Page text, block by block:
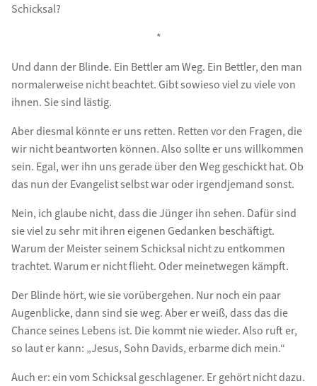
Schicksal?
*
Und dann der Blinde. Ein Bettler am Weg. Ein Bettler, den man
normalerweise nicht beachtet. Gibt sowieso viel zu viele von
ihnen. Sie sind lästig.
Aber diesmal könnte er uns retten. Retten vor den Fragen, die
wir nicht beantworten können. Also sollte er uns willkommen
sein. Egal, wer ihn uns gerade über den Weg geschickt hat. Ob
das nun der Evangelist selbst war oder irgendjemand sonst.
Nein, ich glaube nicht, dass die Jünger ihn sehen. Dafür sind
sie viel zu sehr mit ihren eigenen Gedanken beschäftigt.
Warum der Meister seinem Schicksal nicht zu entkommen
trachtet. Warum er nicht flieht. Oder meinetwegen kämpft.
Der Blinde hört, wie sie vorübergehen. Nur noch ein paar
Augenblicke, dann sind sie weg. Aber er weiß, dass das die
Chance seines Lebens ist. Die kommt nie wieder. Also ruft er,
so laut er kann: „Jesus, Sohn Davids, erbarme dich mein.“
Auch er: ein vom Schicksal geschlagener. Er gehört nicht dazu.